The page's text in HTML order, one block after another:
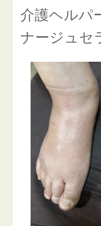
介護ヘルパ
ナージュセ